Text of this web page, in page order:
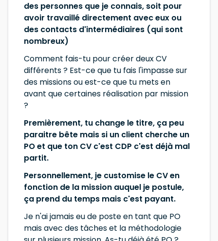
des personnes que je connais, soit pour
avoir travaillé directement avec eux ou
des contacts d'intermédiaires (qui sont
nombreux)
Comment fais-tu pour créer deux CV
différents ? Est-ce que tu fais l'impasse sur
des missions ou est-ce que tu mets en
avant que certaines réalisation par mission
?
Premièrement, tu change le titre, ça peu
paraitre bête mais si un client cherche un
PO et que ton CV c'est CDP c'est déjà mal
partit.
Personnellement, je customise le CV en
fonction de la mission auquel je postule,
ça prend du temps mais c'est payant.
Je n'ai jamais eu de poste en tant que PO
mais avec des tâches et la méthodologie